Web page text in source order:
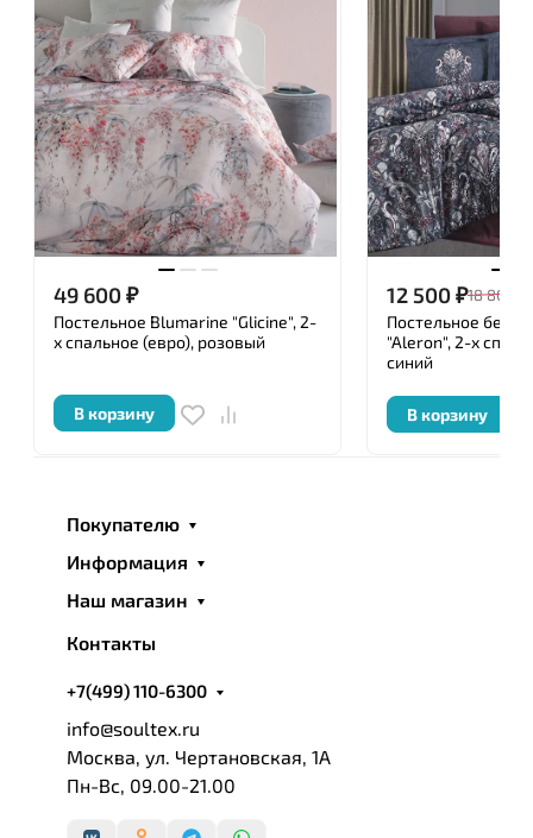
49 600₽
Постельное Blumarine "Glicine", 2-
х спальное (евро), розовый
В корзину
12 500₽18 800
Постельное
"Aleron", 2-х
синий
В корзину
Покупателю
Информация
Наш магазин
Контакты
+7(499) 110-6300
info@soultex.ru
Москва, ул. Чертановская, 1А
Пн-Вс, 09.00-21.00